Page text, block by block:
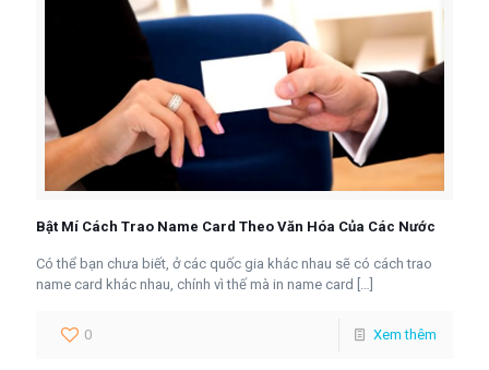
Bật Mí Cách Trao Name Card Theo Văn Hóa Của Các Nước
Có thể bạn chưa biết, ở các quốc gia khác nhau sẽ có cách trao
name card khác nhau, chính vì thế mà in name card […]
0 Xem thêm